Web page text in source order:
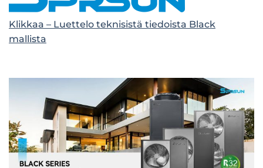
Klikkaa – Luettelo teknisistä tiedoista Black
mallista